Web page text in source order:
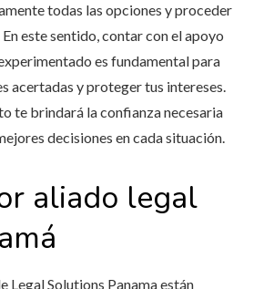
todas las opciones y proceder
este sentido, contar con el apoyo
es fundamental para
acertadas y proteger tus intereses.
te brindará la confianza necesaria
decisiones en cada situación.
aliado legal
Legal Solutions Panama están